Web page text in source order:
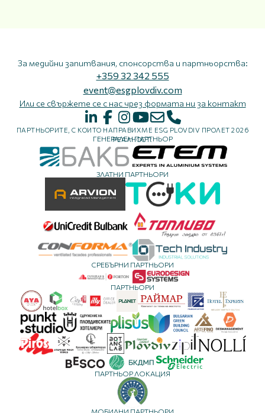
За медийни запитвания, спонсорства и партньорства:
+359 32 342 555
event@esgplovdiv.com
Или се свържете се с нас чрез формата ни за контакт
ПАРТНЬОРИТЕ, С КОИТО НАПРАВИХМЕ ESG PLOVDIV ПРОЛЕТ 2026
РЕАЛНОСТ:
ГЕНЕРАЛЕН ПАРТНЬОР
ЗЛАТНИ ПАРТНЬОРИ
СРЕБЪРНИ ПАРТНЬОРИ
ПАРТНЬОРИ
ПАРТНЬОР ЛОКАЦИЯ
МОБИЛНИ ПАРТНЬОРИ